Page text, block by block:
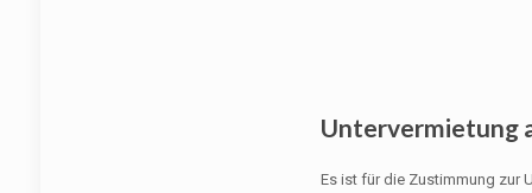
Untervermietung
Es ist für die Zustimmung zur